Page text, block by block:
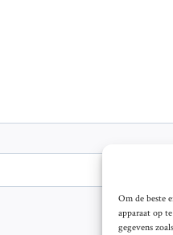
Om de beste
apparaat op
gegevens